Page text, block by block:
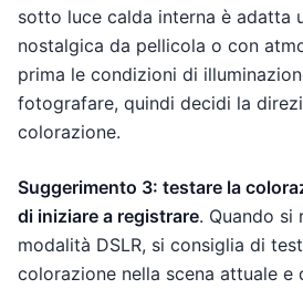
sotto luce calda interna è adatta
nostalgica da pellicola o con
prima le condizioni di
fotografare, quindi decidi la
colorazione.
Suggerimento 3: testare la
di iniziare a registrare. Quando si
modalità DSLR, si consiglia di
colorazione nella scena attuale e